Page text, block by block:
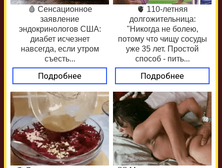
🩸 Сенсационное
заявление
эндокринологов США:
диабет исчезнет
навсегда, если утром
съесть...
Подробнее
🫀 110-летняя
долгожительница:
"Никогда не болею,
потому что чищу сосуды
уже 35 лет. Простой
способ - пить...
Подробнее